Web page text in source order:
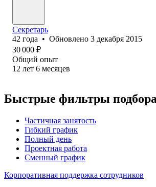
Секретарь
42 года • Обновлено 3 декабря 2015
30 000 ₽
Общий опыт
12 лет 6 месяцев
Быстрые фильтры
Частичная занятость
Гибкий график
Полный день
Проектная работа
Сменный график
Корпоративная поддержка сотрудников